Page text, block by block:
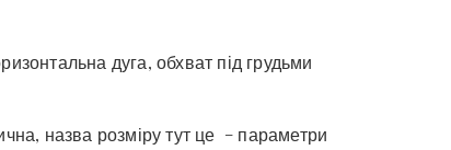
дуга, обхват під грудьми
назва розміру тут це – параметри